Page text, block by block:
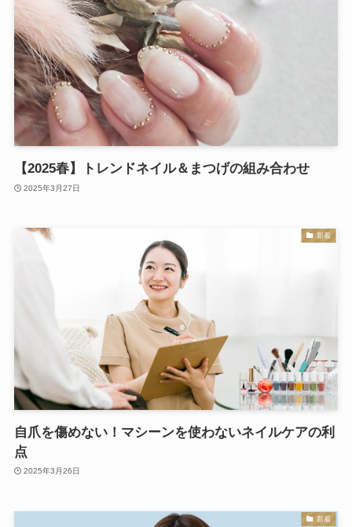
【2025春】トレンドネイル＆まつげの組み合わせ
2025年3月27日
新着
自爪を傷めない！マシーンを使わないネイルケアの利
点
2025年3月26日
新着